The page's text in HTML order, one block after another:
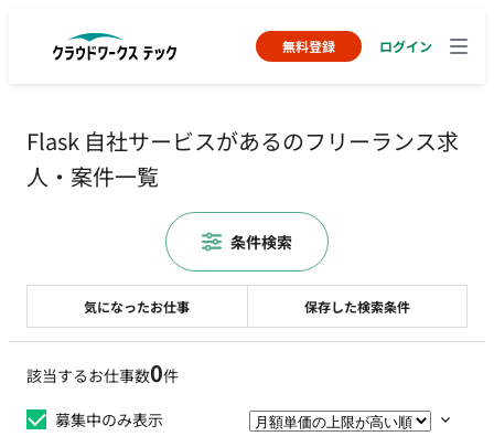
無料登録 ログイン
Flask 自社サービスがあるのフリーランス求
人・案件一覧
該当するお仕事数0件
募集中のみ表示
気になったお仕事 保存した検索条件
条件検索